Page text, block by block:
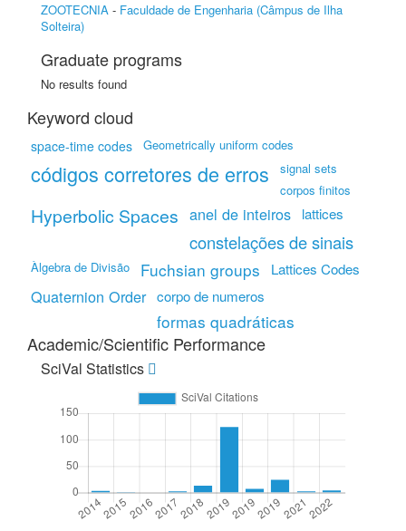
ZOOTECNIA - Faculdade de Engenharia (Câmpus de Ilha
Solteira)
Graduate programs
No results found
Keyword cloud
space-time codes Geometrically uniform codes
códigos corretores de erros
signal sets
corpos finitos
Hyperbolic Spaces anel de inteiros lattices
constelações de sinais
Àlgebra de Divisão Fuchsian groups Lattices Codes
Quaternion Order corpo de numeros
formas quadráticas
Academic/Scientific Performance
SciVal Statistics